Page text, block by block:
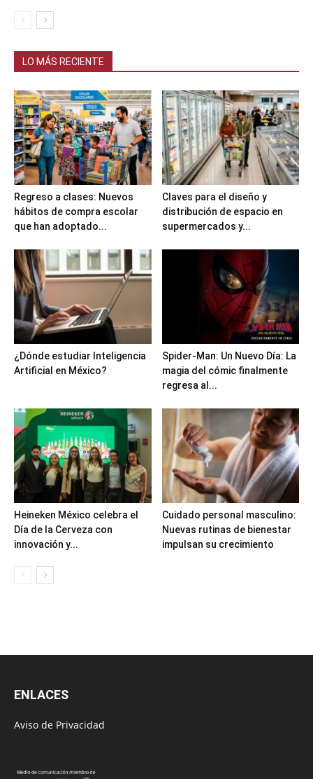
LO MÁS RECIENTE
Regreso a clases: Nuevos
hábitos de compra escolar
que han adoptado...
Claves para el diseño y
distribución de espacio en
supermercados y...
¿Dónde estudiar Inteligencia
Artificial en México?
Spider-Man: Un Nuevo Día: La
magia del cómic finalmente
regresa al...
Heineken México celebra el
Día de la Cerveza con
innovación y...
Cuidado personal masculino:
Nuevas rutinas de bienestar
impulsan su crecimiento
ENLACES
Aviso de Privacidad